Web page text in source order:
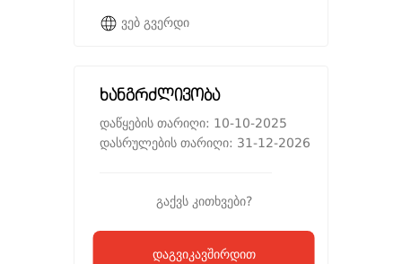
ვებ გვერდი
ხანგრძლივობა
დაწყების თარიღი: 10-10-2025
დასრულების თარიღი: 31-12-2026
გაქვს კითხვები?
დაგვიკავშირდით